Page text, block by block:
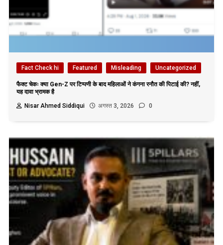
Fact Check hi Featured Misleading Uncategorized
फैक्ट चेकः क्या Gen-Z पर टिप्पणी के बाद महिलाओं ने कंगना रनौत की पिटाई की? नहीं,
यह दावा भ्रामक है
Nisar Ahmed Siddiqui
अगस्त 3, 2026 0